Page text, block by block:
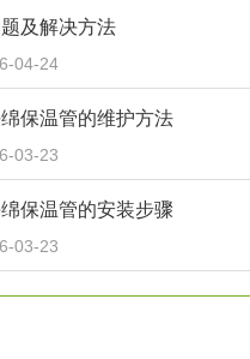
及解决方法
04-24
保温管的维护方法
03-23
保温管的安装步骤
03-23